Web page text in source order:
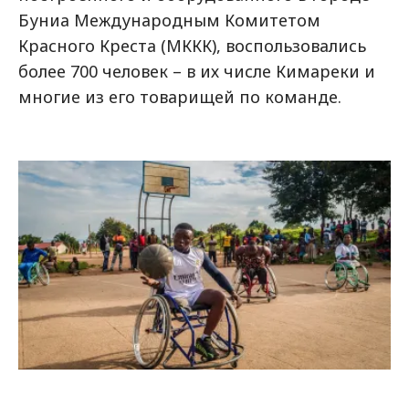
Буниа Международным Комитетом
Красного Креста (МККК), воспользовались
более 700 человек – в их числе Кимареки и
многие из его товарищей по команде.